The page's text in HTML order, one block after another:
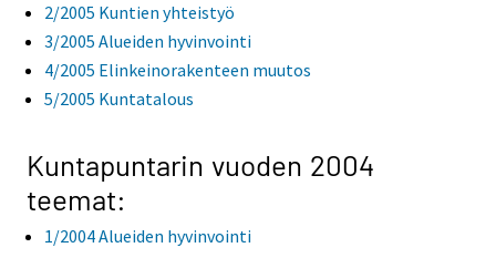
2/2005 Kuntien yhteistyö
3/2005 Alueiden hyvinvointi
4/2005 Elinkeinorakenteen muutos
5/2005 Kuntatalous
Kuntapuntarin vuoden 2004
teemat:
1/2004 Alueiden hyvinvointi